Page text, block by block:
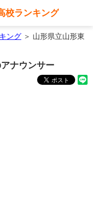
校ランキング
ング ＞ 山形県立山形東
ナウンサー